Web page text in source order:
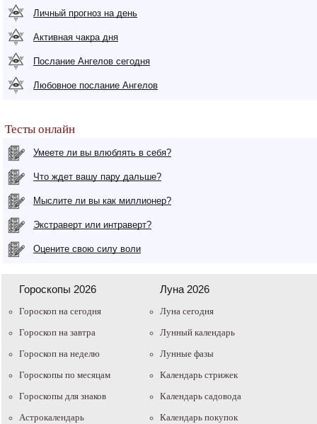
Личный прогноз на день
Активная чакра дня
Послание Ангелов сегодня
Любовное послание Ангелов
Тесты онлайн
Умеете ли вы влюблять в себя?
Что ждет вашу пару дальше?
Мыслите ли вы как миллионер?
Экстраверт или интраверт?
Оцените свою силу воли
Гороскопы 2026
Гороскоп на сегодня
Гороскоп на завтра
Гороскоп на неделю
Гороскопы по месяцам
Гороскопы для знаков
Астрокалендарь
Луна 2026
Луна сегодня
Лунный календарь
Лунные фазы
Календарь стрижек
Календарь садовода
Календарь покупок